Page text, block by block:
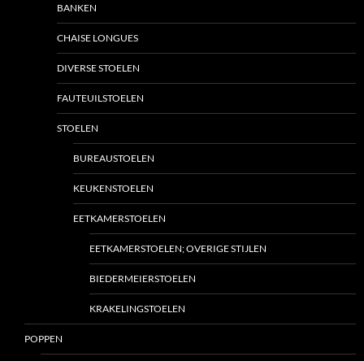
BANKEN
CHAISE LONGUES
DIVERSE STOELEN
FAUTEUILSTOELEN
STOELEN
BUREAUSTOELEN
KEUKENSTOELEN
EETKAMERSTOELEN
EETKAMERSTOELEN; OVERIGE STIJLEN
BIEDERMEIERSTOELEN
KRAKELINGSTOELEN
POPPEN